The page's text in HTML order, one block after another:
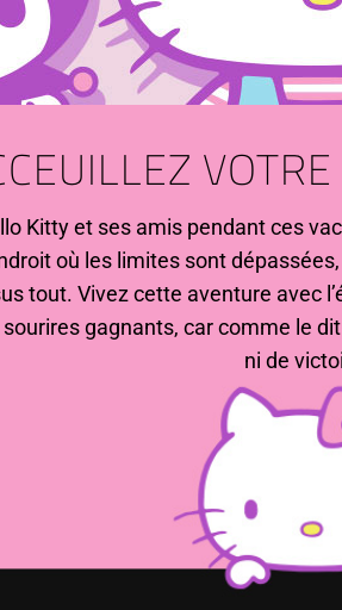
Kitty et ses amis pendant ces
où les limites sont
tout. Vivez cette aventure avec
gagnants, car comme le
ni de